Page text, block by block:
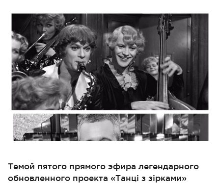
Темой пятого прямого эфира легендарного
обновленного проекта «Танці з зірками»